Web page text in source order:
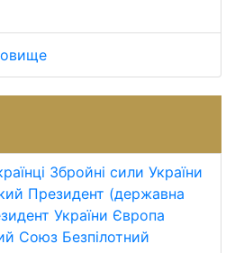
Збройні сили України
Президент (державна
України Європа
Союз Безпілотний